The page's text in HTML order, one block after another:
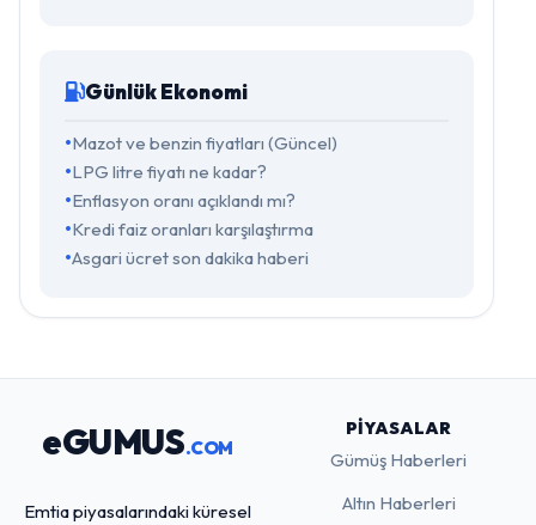
Günlük Ekonomi
Mazot ve benzin fiyatları (Güncel)
LPG litre fiyatı ne kadar?
Enflasyon oranı açıklandı mı?
Kredi faiz oranları karşılaştırma
Asgari ücret son dakika haberi
eGUMUS.COM
Emtia piyasalarındaki küresel
PIYASALAR
Gümüş Haberleri
Altın Haberleri